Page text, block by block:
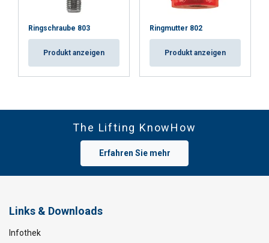
Ringschraube 803
Produkt anzeigen
Ringmutter 802
Produkt anzeigen
The Lifting KnowHow
Erfahren Sie mehr
Links & Downloads
Infothek